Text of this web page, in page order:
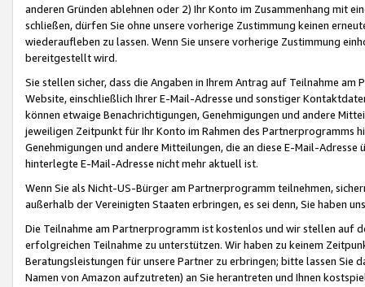
anderen Gründen ablehnen oder 2) Ihr Konto im Zusammenhang mit
schließen, dürfen Sie ohne unsere vorherige Zustimmung keinen
wiederaufleben zu lassen. Wenn Sie unsere vorherige Zustimmung
bereitgestellt wird.
Sie stellen sicher, dass die Angaben in Ihrem Antrag auf Teilnahme
Website, einschließlich Ihrer E-Mail-Adresse und sonstiger
können etwaige Benachrichtigungen, Genehmigungen und andere
jeweiligen Zeitpunkt für Ihr Konto im Rahmen des Partnerprogramms
Genehmigungen und andere Mitteilungen, die an diese E-Mail-
hinterlegte E-Mail-Adresse nicht mehr aktuell ist.
Wenn Sie als Nicht-US-Bürger am Partnerprogramm teilnehmen,
außerhalb der Vereinigten Staaten erbringen, es sei denn, Sie haben
Die Teilnahme am Partnerprogramm ist kostenlos und wir stellen auf
erfolgreichen Teilnahme zu unterstützen. Wir haben zu keinem
Beratungsleistungen für unsere Partner zu erbringen; bitte lassen Sie
Namen von Amazon aufzutreten) an Sie herantreten und Ihnen